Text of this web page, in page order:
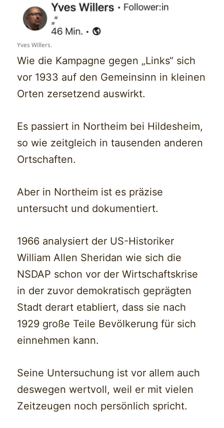
Yves Willers.
Wie die Kampagne gegen „Links“ sich
vor 1933 auf den Gemeinsinn in kleinen
Orten zersetzend auswirkt.
Es passiert in Northeim bei Hildesheim,
so wie zeitgleich in tausenden anderen
Ortschaften.
Aber in Northeim ist es präzise
untersucht und dokumentiert.
1966 analysiert der US-Historiker
William Allen Sheridan wie sich die
NSDAP schon vor der Wirtschaftskrise
in der zuvor demokratisch geprägten
Stadt derart etabliert, dass sie nach
1929 große Teile Bevölkerung für sich
einnehmen kann.
Seine Untersuchung ist vor allem auch
deswegen wertvoll, weil er mit vielen
Zeitzeugen noch persönlich spricht.